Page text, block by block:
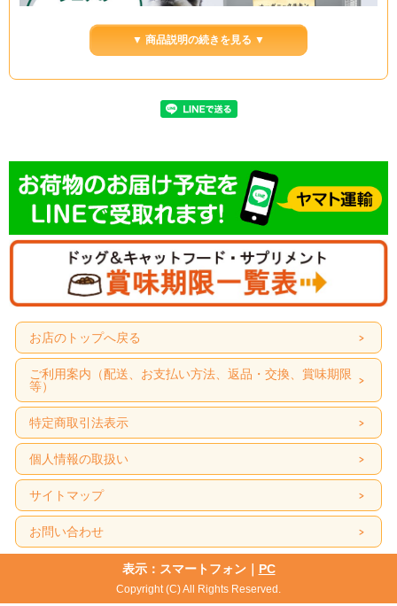
▼ 商品説明の続きを見る ▼
お店のトップへ戻る
ご利用案内（配送、お支払い方法、返品・交換、賞味期限
等）
特定商取引法表示
個人情報の取扱い
サイトマップ
お問い合わせ
表示：スマートフォン｜ PC
Copyright (C) All Rights Reserved.